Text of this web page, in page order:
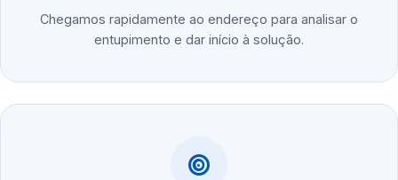
Chegamos rapidamente ao endereço para analisar o
entupimento e dar início à solução.